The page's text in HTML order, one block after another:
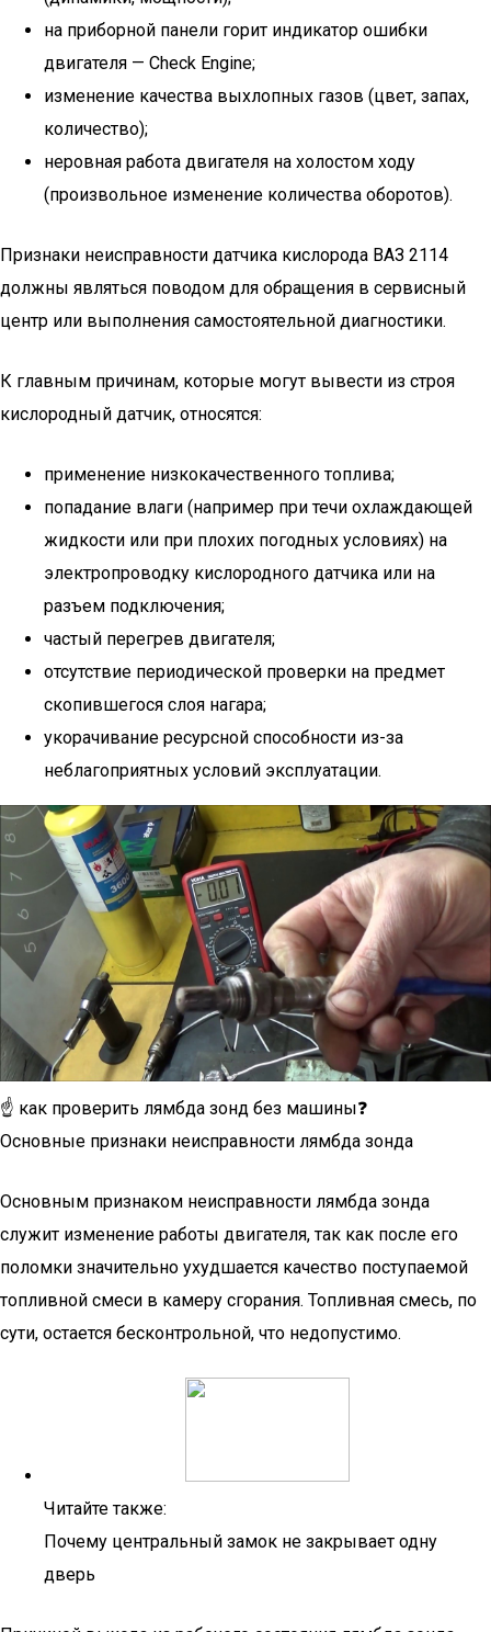
на приборной панели горит индикатор ошибки
двигателя — Check Engine;
изменение качества выхлопных газов (цвет, запах,
количество);
неровная работа двигателя на холостом ходу
(произвольное изменение количества оборотов).
Признаки неисправности датчика кислорода ВАЗ 2114
должны являться поводом для обращения в сервисный
центр или выполнения самостоятельной диагностики.
К главным причинам, которые могут вывести из строя
кислородный датчик, относятся:
применение низкокачественного топлива;
попадание влаги (например при течи охлаждающей
жидкости или при плохих погодных условиях) на
электропроводку кислородного датчика или на
разъем подключения;
частый перегрев двигателя;
отсутствие периодической проверки на предмет
скопившегося слоя нагара;
укорачивание ресурсной способности из-за
неблагоприятных условий эксплуатации.
☝ как проверить лямбда зонд без машины❓
Основные признаки неисправности лямбда зонда
Основным признаком неисправности лямбда зонда
служит изменение работы двигателя, так как после его
поломки значительно ухудшается качество поступаемой
топливной смеси в камеру сгорания. Топливная смесь, по
сути, остается бесконтрольной, что недопустимо.
Читайте также:
Почему центральный замок не закрывает одну
дверь